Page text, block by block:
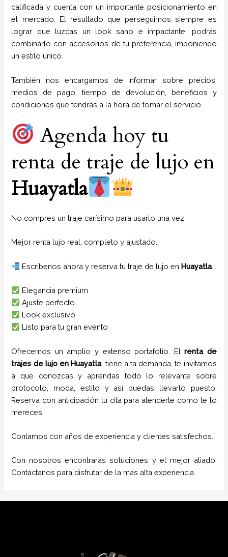
calificada y cuenta con un importante posicionamiento en
el mercado. El resultado que perseguimos siempre es
lograr que luzcas un look sano e impactante, podrás
combinarlo con accesorios de tu preferencia, imponiendo
un estilo único.
También nos encargamos de informar sobre precios,
medios de pago, tiempo de devolución, beneficios y
condiciones que tendrás a la hora de tomar el servicio.
Agenda hoy tu
renta de traje de lujo en
Huayatla
No compres un traje carísimo para usarlo una vez.
Mejor renta lujo real, completo y ajustado.
Escríbenos ahora y reserva tu traje de lujo enHuayatla.
Elegancia premium
Ajuste perfecto
Look exclusivo
Listo para tu gran evento
Ofrecemos un amplio y extenso portafolio. Elrenta de
trajes de lujoenHuayatla, tiene alta demanda, te invitamos
a que conozcas y aprendas todo lo relevante sobre
protocolo, moda, estilo y así puedas llevarlo puesto.
Reserva con anticipación tu cita para atenderte como te lo
mereces.
Contamos con años de experiencia y clientes satisfechos.
Con nosotros encontrarás soluciones y el mejor aliado.
Contáctanos para disfrutar de la más alta experiencia.